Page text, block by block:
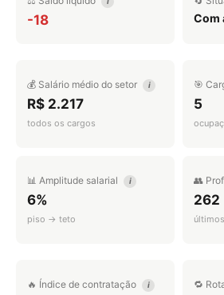
-18 Com
💰 Salário médio do setor i
R$ 2.217
todos os cargos
🎯
5
📊 Amplitude salarial i
6%
piso → teto
👥
262
🔥 Índice de contratação i 🔁